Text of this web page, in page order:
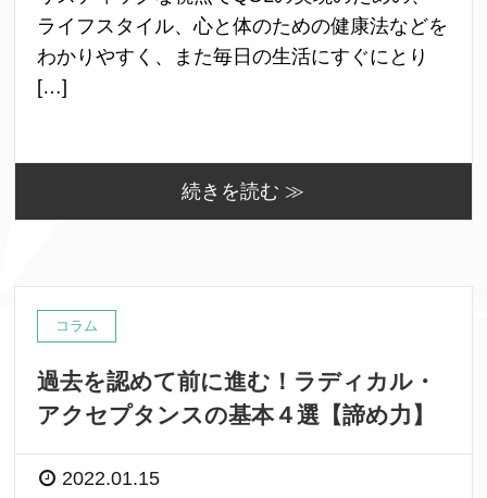
ライフスタイル、心と体のための健康法などを
わかりやすく、また毎日の生活にすぐにとり
[…]
続きを読む ≫
コラム
過去を認めて前に進む！ラディカル・
アクセプタンスの基本４選【諦め力】
2022.01.15